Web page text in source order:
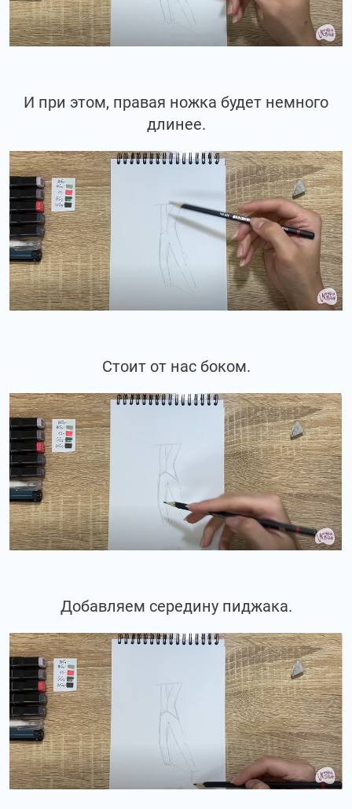
И при этом, правая ножка будет немного
длинее.
Стоит от нас боком.
Добавляем середину пиджака.